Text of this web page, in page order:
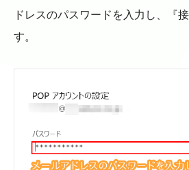
ドレスのパスワードを入力し、『
す。